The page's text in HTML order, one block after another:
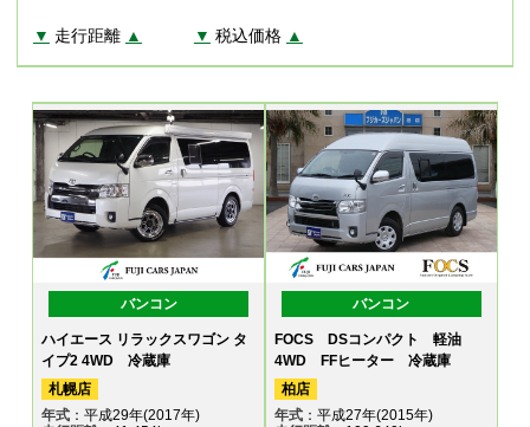
▼ 走行距離 ▲ ▼ 税込価格 ▲
バンコン
ハイエース リラックスワゴン タ
イプ2 4WD 冷蔵庫
札幌店
年式 ：平成29年(2017年)
バンコン
FOCS DSコンパクト 軽油
4WD FFヒーター 冷蔵庫
柏店
年式：平成27年(2015年)